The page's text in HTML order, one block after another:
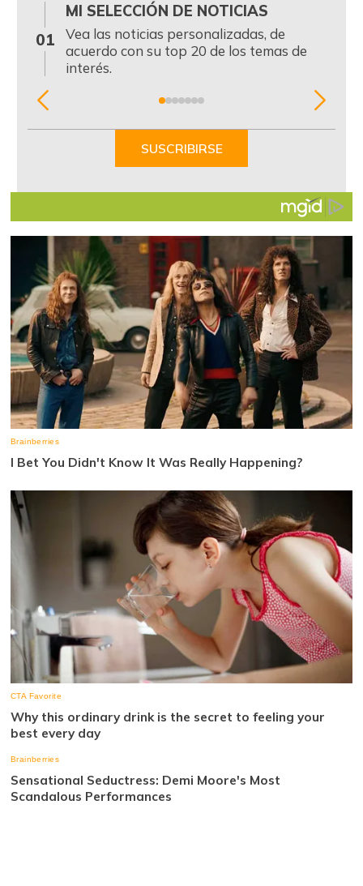
01
MI SELECCIÓN DE NOTICIAS
Vea las noticias personalizadas, de
acuerdo con su top 20 de los temas de
interés.
Item
SUSCRIBIRSE